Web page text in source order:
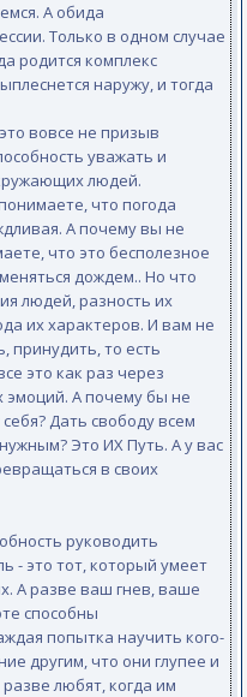
А обида
Только в одном случае
родится комплекс
наружу, и тогда
вовсе не призыв
уважать и
людей.
что погода
А почему вы не
что это бесполезное
дождем.. Но что
людей, разность их
их характеров. И вам не
принудить, то есть
это как раз через
эмоций. А почему бы не
Дать свободу всем
Это ИХ Путь. А у вас
в своих
руководить
- это тот, который умеет
А разве ваш гнев, ваше
способны
попытка научить кого-
другим, что они глупее и
любят, когда им